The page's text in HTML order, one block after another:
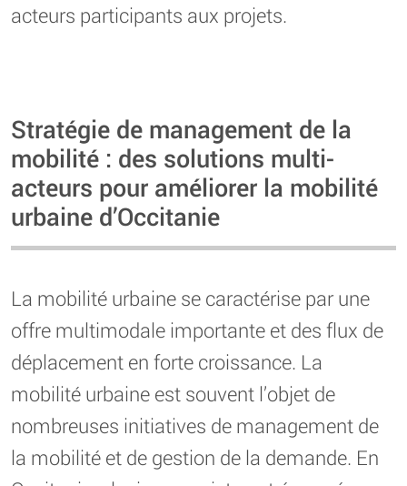
acteurs participants aux projets.
Stratégie de management de la
mobilité : des solutions multi-
acteurs pour améliorer la mobilité
urbaine d’Occitanie
La mobilité urbaine se caractérise par une
offre multimodale importante et des flux de
déplacement en forte croissance. La
mobilité urbaine est souvent l’objet de
nombreuses initiatives de management de
la mobilité et de gestion de la demande. En